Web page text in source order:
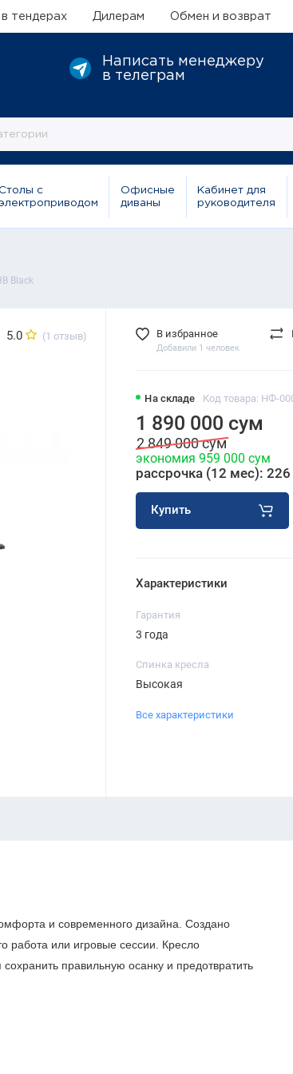
тендерах Дилерам Обмен и возврат
Написать менеджеру
в телеграм
с
Офисные
диваны
Кабинет для
руководителя
Black
5.0 (1 отзыв)
На складе Код товара: НФ-
1 890 000 сум
2 849 000 сум
экономия 959 000 сум
рассрочка (12 мес):
Купить
В избранное
Добавили 1 человек
Характеристики
Гарантия
3 года
Спинка кресла
Высокая
Все характеристики
и современного дизайна. Создано
работа или игровые сессии. Кресло
правильную осанку и предотвратить